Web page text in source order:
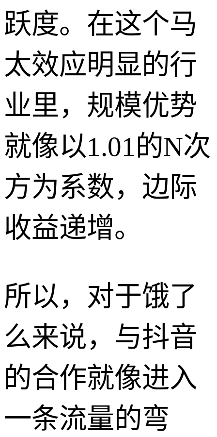
跃度。在这个马
太效应明显的行
业里，规模优势
就像以1.01的N次
方为系数，边际
收益递增。
所以，对于饿了
么来说，与抖音
的合作就像进入
一条流量的弯